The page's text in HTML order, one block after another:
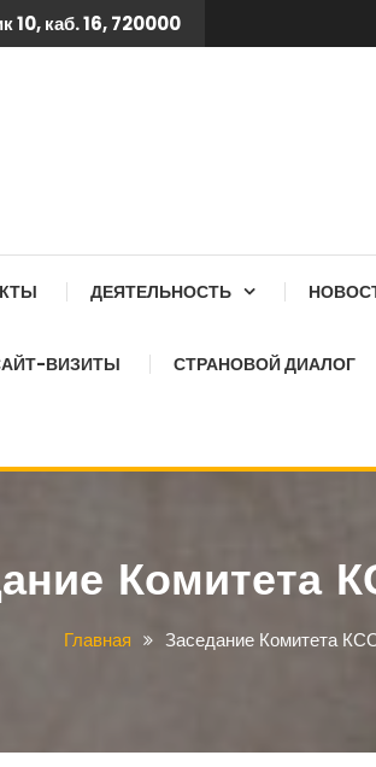
10, каб. 16, 720000
ДЕЯТЕЛЬНОСТЬ
ВИЗИТЫ СТРАНОВОЙ ДИАЛОГ
Комитета
Главная Заседание Комитета